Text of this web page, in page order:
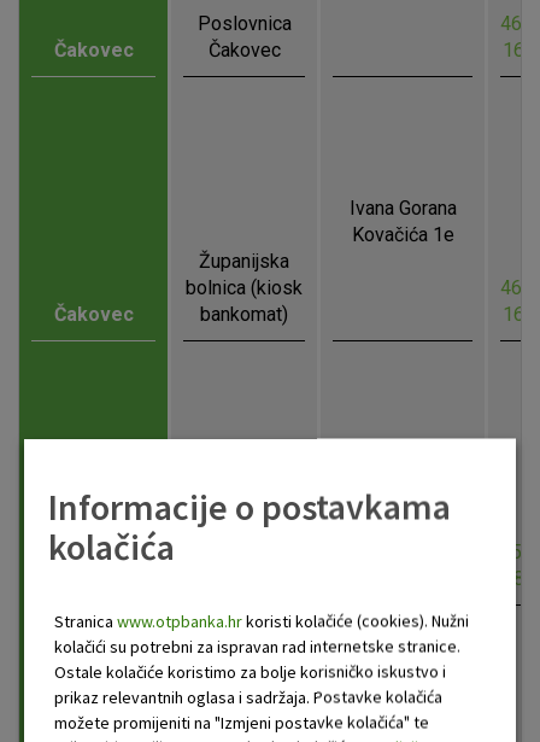
Čakovec
Poslovnica
Čakovec
Čakovec
Županijska
bolnica (kiosk
bankomat)
Ivana Gorana
Kovačića 1e
Čepin -
6
Sima Savinovića
Informacije o postavkama
kolačića
Stranica www.otpbanka.hrkoristi kolačiće (cookies). Nužni
kolačići su potrebni za ispravan rad internetske stranice.
Ostale kolačiće koristimo za bolje korisničko iskustvo i
prikaz relevantnih oglasa i sadržaja. Postavke kolačića
možete promijeniti na "Izmjeni postavke kolačića" te